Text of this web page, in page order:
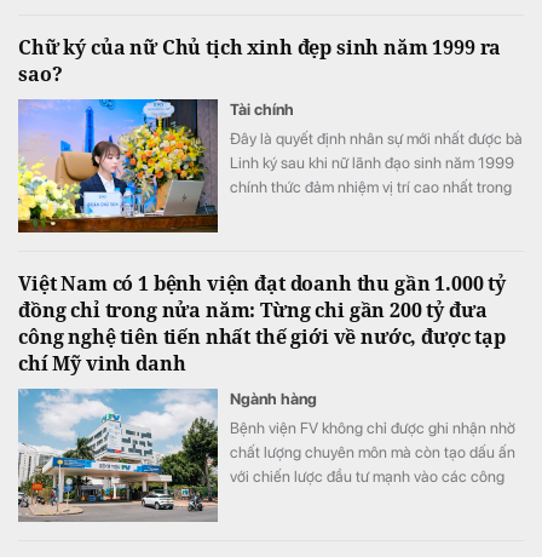
Chữ ký của nữ Chủ tịch xinh đẹp sinh năm 1999 ra
sao?
Tài chính
Đây là quyết định nhân sự mới nhất được bà
Linh ký sau khi nữ lãnh đạo sinh năm 1999
chính thức đảm nhiệm vị trí cao nhất trong
Việt Nam có 1 bệnh viện đạt doanh thu gần 1.000 tỷ
đồng chỉ trong nửa năm: Từng chi gần 200 tỷ đưa
công nghệ tiên tiến nhất thế giới về nước, được tạp
chí Mỹ vinh danh
Ngành hàng
Bệnh viện FV không chỉ được ghi nhận nhờ
chất lượng chuyên môn mà còn tạo dấu ấn
với chiến lược đầu tư mạnh vào các công